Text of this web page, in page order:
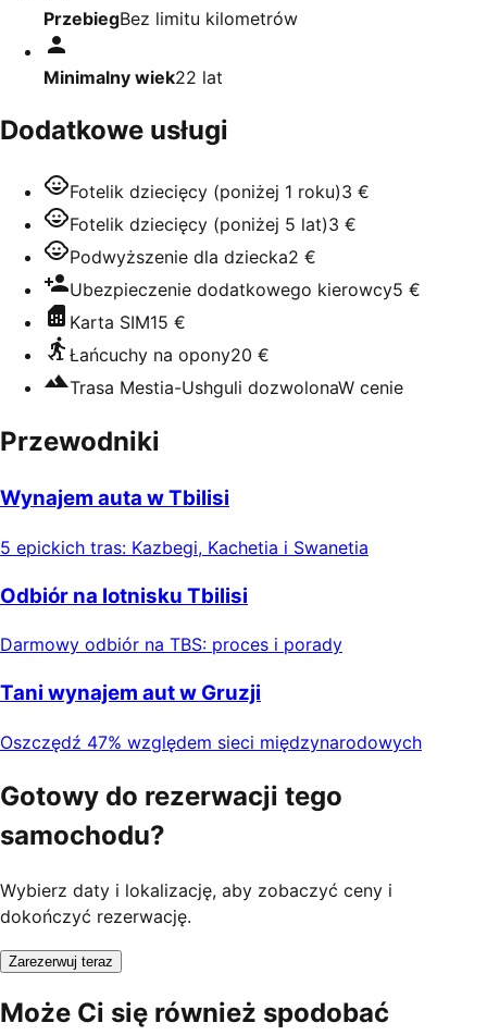
PrzebiegBez limitu kilometrów
Minimalny wiek22 lat
Dodatkowe usługi
Fotelik dziecięcy (poniżej 1 roku)3 €
Fotelik dziecięcy (poniżej 5 lat)3 €
Podwyższenie dla dziecka2 €
Ubezpieczenie dodatkowego kierowcy5 €
Karta SIM15 €
Łańcuchy na opony20 €
Trasa Mestia-Ushguli dozwolonaW cenie
Przewodniki
Wynajem auta w Tbilisi
5 epickich tras: Kazbegi, Kachetia i Swanetia
Odbiór na lotnisku Tbilisi
Darmowy odbiór na TBS: proces i porady
Tani wynajem aut w Gruzji
Oszczędź 47% względem sieci międzynarodowych
Gotowy do rezerwacji tego
samochodu?
Wybierz daty i lokalizację, aby zobaczyć ceny i
dokończyć rezerwację.
Zarezerwuj teraz
Może Ci się również spodobać